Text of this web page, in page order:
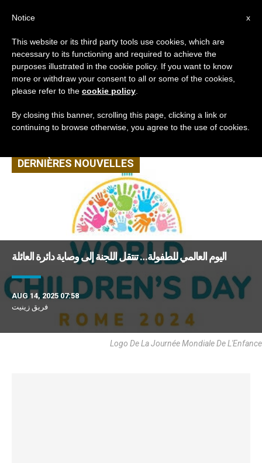
TAG
Posts Tagged ‘راعوية
الأطفال’
DERNIÈRES NOUVELLES
اليوم العالمي للطفولة… تنتقل اللجنة إلى وصاية دائرة العائلة
AUG 14, 2025 07:58
فريق زينيت
Logo De La Journée Mondiale De L'Enfance
x
Notice
This website or its third party tools use cookies, which are
necessary to its functioning and required to achieve the
purposes illustrated in the cookie policy. If you want to know
more or withdraw your consent to all or some of the cookies,
please refer to the cookie policy
By closing this banner, scrolling this page, clicking a link or
continuing to browse otherwise, you agree to the use of cookies.